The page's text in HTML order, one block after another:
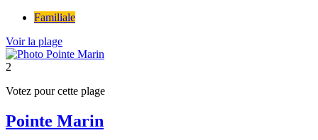
Familiale
Voir la plage
2
Votez pour cette plage
Pointe Marin